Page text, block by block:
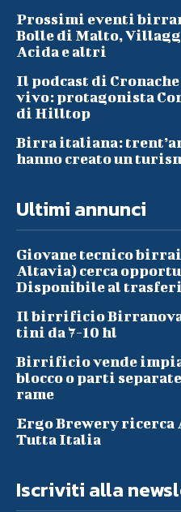
Prossimi eventi
Bolle di Malto,
Acida e altri
Il podcast di
vivo: protagonista
di Hilltop
Birra italiana:
hanno creato un
Ultimi annunci
Giovane tecnico
Altavia) cerca
Disponibile al
Il birrificio Birranova
tini da 7-10 hl
Birrificio vende
blocco o parti
rame
Ergo Brewery ricerca
Tutta Italia
Iscriviti alla